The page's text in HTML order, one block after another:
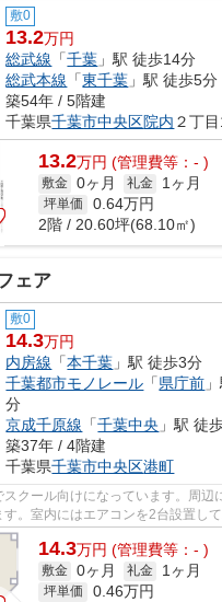
敷0
13.2万円
総武線 「千葉 」駅 徒歩14分
総武本線 「東千葉 」駅 徒歩5分
築54年 / 5階建
千葉県千葉市中央区院内 ２丁
13.2万円 (管理費等：- )
敷金 0ヶ月 礼金 1ヶ月
坪単価 0.64万円
2階 / 20.60坪(68.10㎡)
ェア
敷0
14.3万円
内房線 「本千葉 」駅 徒歩3分
千葉都市モノレール 「県庁前
分
京成千原線 「千葉中央 」駅 徒
築37年 / 4階建
千葉県千葉市中央区港町
クール向けになっています。周辺
。室内にはエアコンを2台設置して
14.3万円 (管理費等：- )
敷金 0ヶ月 礼金 1ヶ月
坪単価 0.46万円